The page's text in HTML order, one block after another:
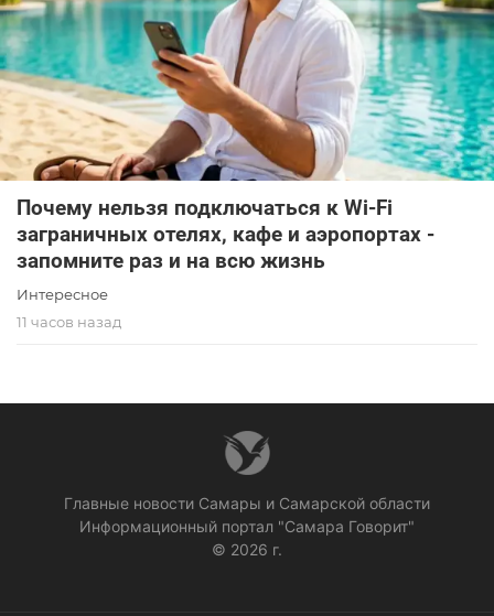
Почему нельзя подключаться к Wi-Fi
заграничных отелях, кафе и аэропортах -
запомните раз и на всю жизнь
Интересное
11 часов назад
Главные новости Самары и Самарской области
Информационный портал "Самара Говорит"
© 2026 г.